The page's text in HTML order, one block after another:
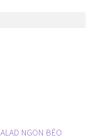
NGON BÉO